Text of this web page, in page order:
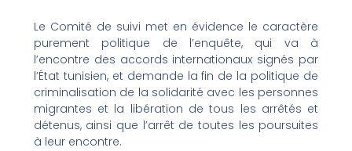
Le Comité de suivi met en évidence le caractère
purement politique de l’enquête, qui va à
l’encontre des accords internationaux signés par
l’État tunisien, et demande la fin de la politique de
criminalisation de la solidarité avec les personnes
migrantes et la libération de tous les arrêtés et
détenus, ainsi que l’arrêt de toutes les poursuites
à leur encontre.